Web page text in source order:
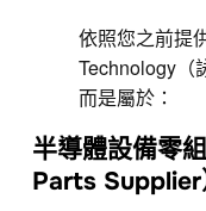
依照您之前提
Technology（
而是屬於：
半導體設備零
Parts Supplier